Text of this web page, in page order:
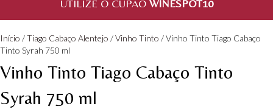
UTILIZE O CUPÃO WINESPOT10
Início /Tiago Cabaço Alentejo /Vinho Tinto / Vinho Tinto Tiago Cabaço
Tinto Syrah 750 ml
Vinho Tinto Tiago Cabaço Tinto
Syrah 750 ml